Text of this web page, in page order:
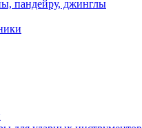
пандейру, джинглы